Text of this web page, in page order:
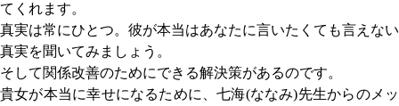
てくれます。
真実は常にひとつ。彼が本当はあなたに言いたくても言えない
真実を聞いてみましょう。
そして関係改善のためにできる解決策があるのです。
貴女が本当に幸せになるために、七海(ななみ)先生からのメッ